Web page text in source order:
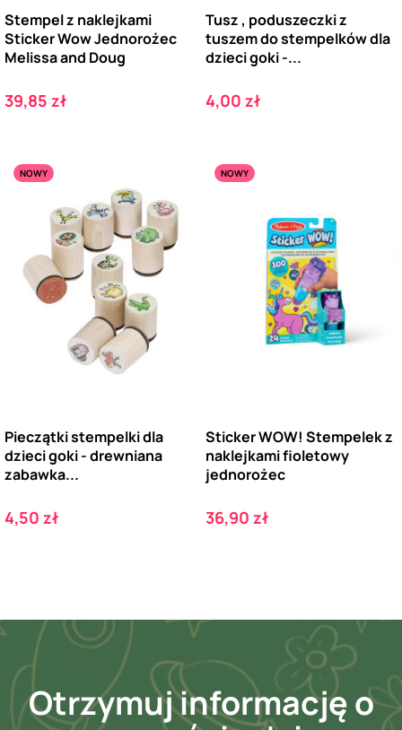
Stempel z naklejkami
Sticker Wow Jednorożec
Melissa and Doug
Cena
39,85 zł
Tusz , poduszeczki z
tuszem do stempelków dla
dzieci goki -...
Cena
4,00 zł
NOWY
Pieczątki stempelki dla
dzieci goki - drewniana
zabawka...
Cena
4,50 zł
NOWY
Sticker WOW! Stempelek z
naklejkami fioletowy
jednorożec
Cena
36,90 zł
Otrzymuj informację o